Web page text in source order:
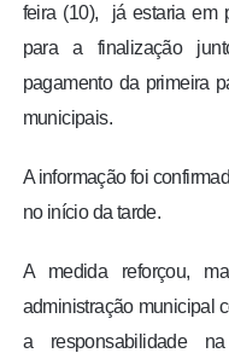
feira (10), já estaria em
para a finalização
pagamento da primeira
municipais.
A informação foi
no início da tarde.
A medida reforçou,
administração municipal
a responsabilidade